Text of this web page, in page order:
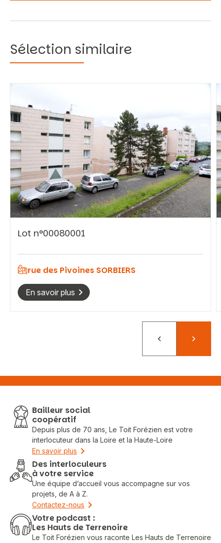
Vous recherchez&nbsp;:
Rechercher
Sélection similaire
Lot n°00080001
rue des Pivoines SORBIERS
En savoir plus
PrécédentSuivant
Bailleur social
coopératif
Depuis plus de 70 ans, Le Toit Forézien est votre
interlocuteur dans la Loire et la Haute-Loire
En savoir plus
Des interloculeurs
à votre service
Une équipe d’accueil vous accompagne sur vos
projets, de A à Z.
Contactez-nous
Votre podcast :
Les Hauts de Terrenoire
Le Toit Forézien vous raconte Les Hauts de Terrenoire